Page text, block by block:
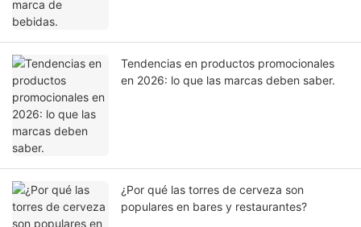
Tendencias en productos promocionales
en 2026: lo que las marcas deben saber.
¿Por qué las torres de cerveza son
populares en bares y restaurantes?